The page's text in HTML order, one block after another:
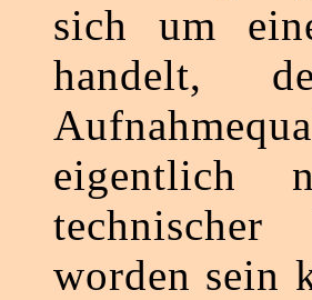
sich um
handelt,
eigentlich
technischer
worden sein